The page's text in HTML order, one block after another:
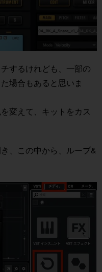
するけれども、一部の
場合もあると思いま
変えて、キットをカス
、この中から、ループ&